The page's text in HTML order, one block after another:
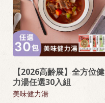
【2026高齡展】全方位健
力湯任選30入組
美味健力湯